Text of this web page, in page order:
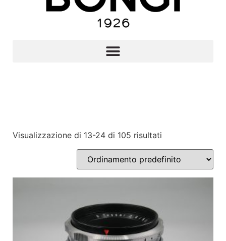
Visualizzazione di 13-24 di 105 risultati